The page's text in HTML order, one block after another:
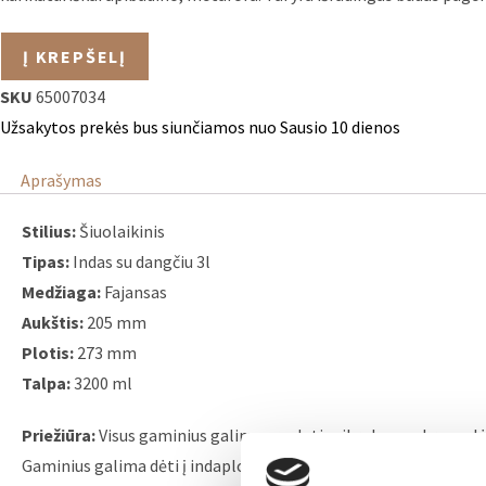
kiekis:
CABBAGE
-
Į KREPŠELĮ
SKU 65007034
Užsakytos prekės bus siunčiamos nuo Sausio 10 dienos
Aprašymas
Stilius: Šiuolaikinis
Tipas: Indas su dangčiu 3l
Medžiaga: Fajansas
Aukštis: 205 mm
Plotis: 273 mm
Talpa:3200 ml
Priežiūra:Visus gaminius galima naudoti mikrobangų
Gaminius galima dėti į indaplovę, tačiau venkite juos palikti